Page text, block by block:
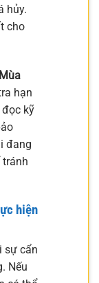
hủy.
cho
hạn
kỹ
đang
hiện
sự cẩn
Nếu